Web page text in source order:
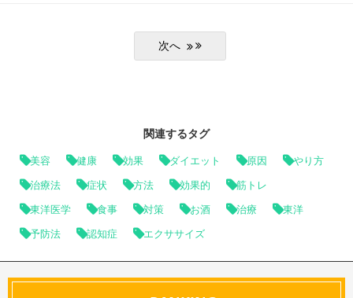
関連するタグ
美容 健康 効果 ダイエット 原因 やり方
治療法 症状 方法 効果的 筋トレ
東洋医学 食事 対策 お酒 治療 東洋
予防法 認知症 エクササイズ